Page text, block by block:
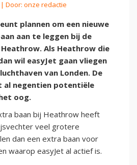
Door: onze redactie
plannen om een nieuwe
aan te leggen bij de
Als Heathrow die
wil easyJet gaan vliegen
van Londen. De
al negentien potentiële
oog.
baan bij Heathrow heeft
veel grotere
dan een extra baan voor
waarop easyJet al actief is.